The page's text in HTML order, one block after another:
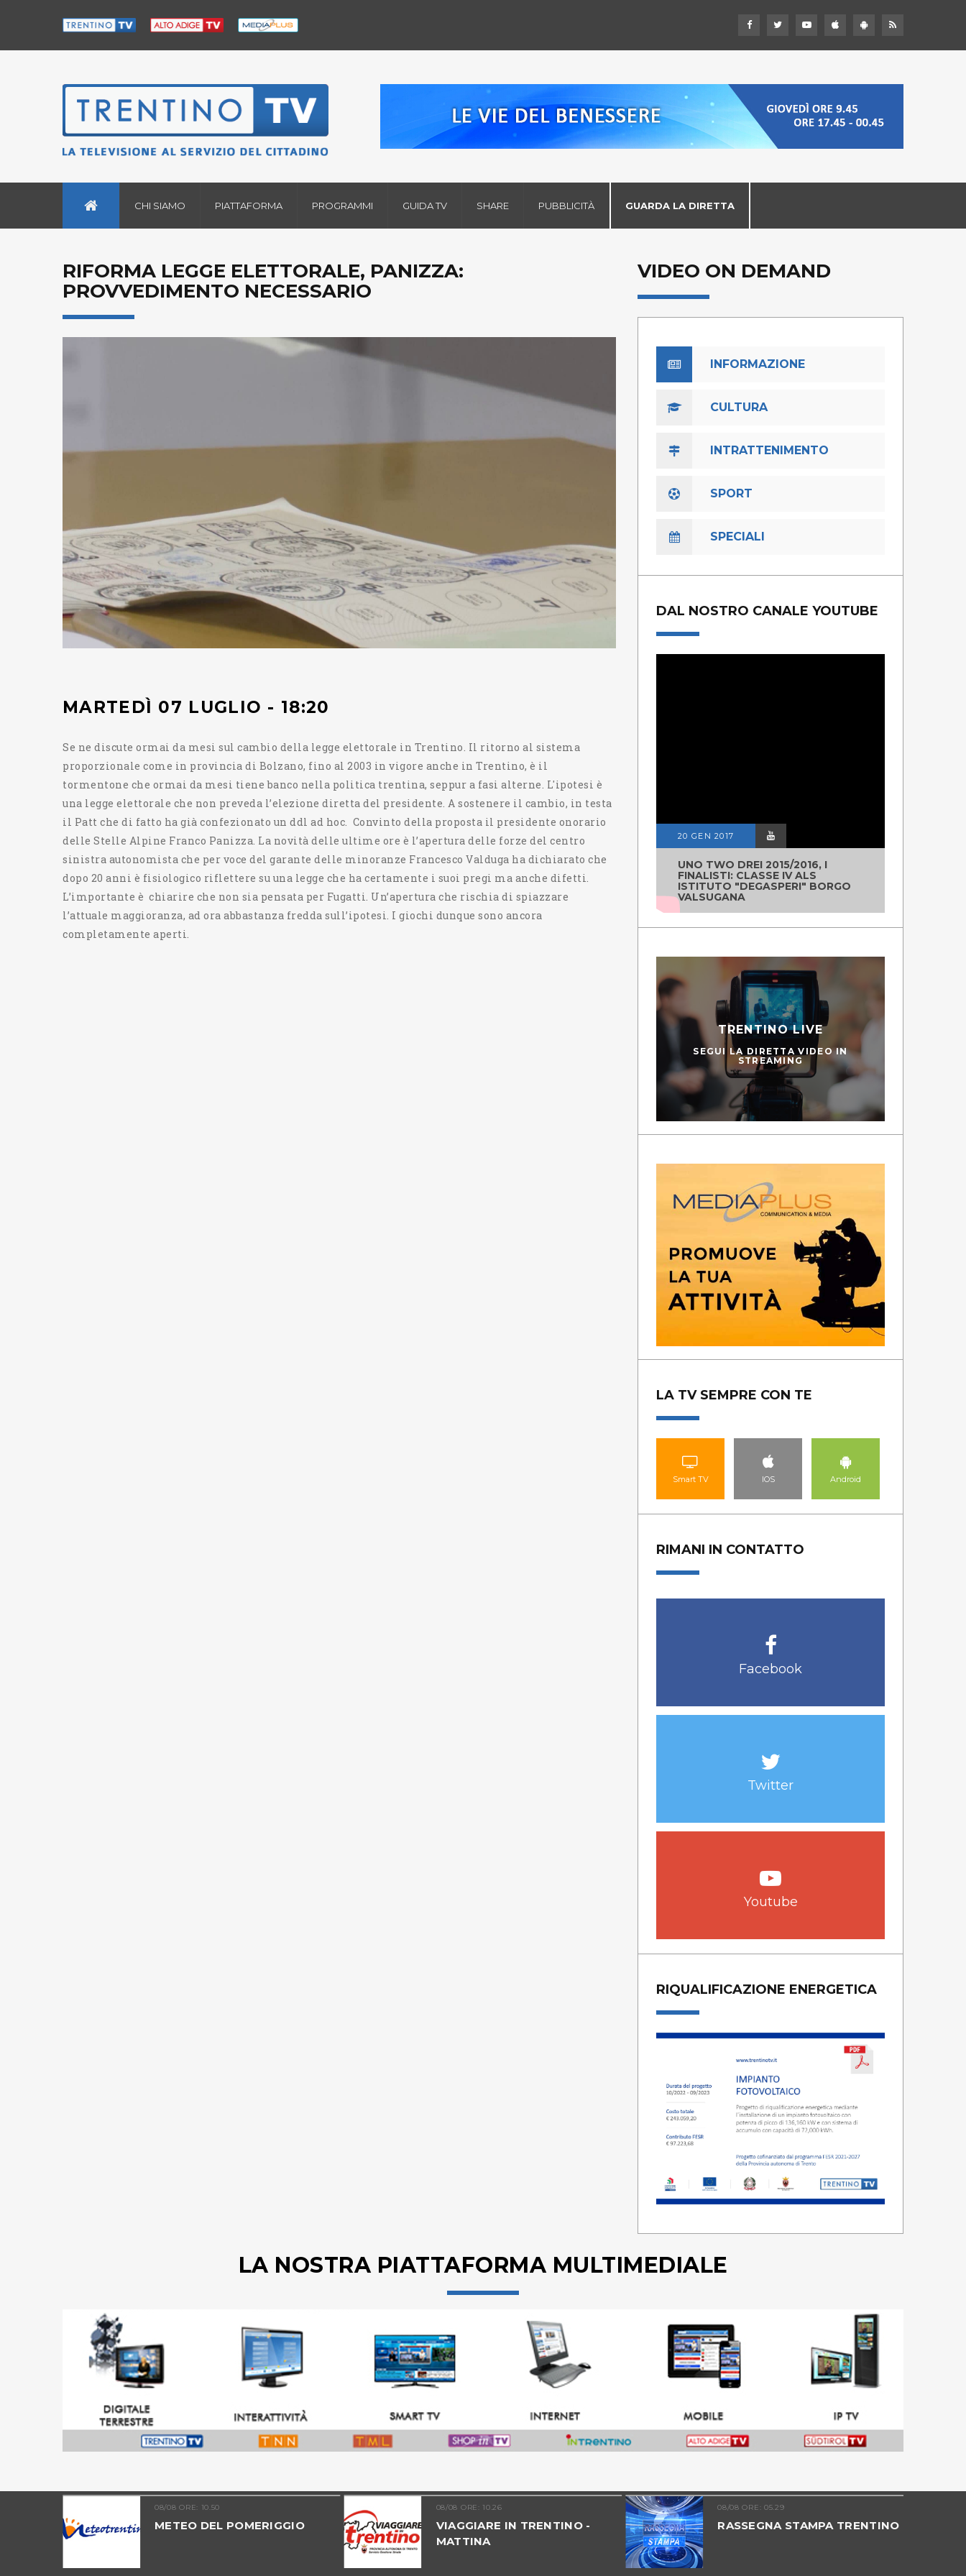
CHI SIAMO PIATTAFORMA PROGRAMMI GUIDA TV SHARE PUBBLICITÀ GUARDA LA DIRETTA
RIFORMA LEGGE ELETTORALE, PANIZZA:
PROVVEDIMENTO NECESSARIO
MARTEDÌ 07 LUGLIO - 18:20
Se ne discute ormai da mesi sul cambio della legge elettorale in Trentino. Il ritorno al sistema
proporzionale come in provincia di Bolzano, fino al 2003 in vigore anche in Trentino, è il
tormentone che ormai da mesi tiene banco nella politica trentina, seppur a fasi alterne. L'ipotesi è
una legge elettorale che non preveda l’elezione diretta del presidente. A sostenere il cambio, in testa
il Patt che di fatto ha già confezionato un ddl ad hoc. Convinto della proposta il presidente onorario
delle Stelle Alpine Franco Panizza. La novità delle ultime ore è l’apertura delle forze del centro
sinistra autonomista che per voce del garante delle minoranze Francesco Valduga ha dichiarato che
dopo 20 anni è fisiologico riflettere su una legge che ha certamente i suoi pregi ma anche difetti.
L’importante è chiarire che non sia pensata per Fugatti. Un’apertura che rischia di spiazzare
l’attuale maggioranza, ad ora abbastanza fredda sull’ipotesi. I giochi dunque sono ancora
completamente aperti.
VIDEO ON DEMAND
INFORMAZIONE
CULTURA
INTRATTENIMENTO
SPORT
SPECIALI
DAL NOSTRO CANALE YOUTUBE
20 GEN 2017
UNO TWO DREI 2015/2016, I
FINALISTI: CLASSE IV ALS
ISTITUTO "DEGASPERI" BORGO
VALSUGANA
TRENTINO LIVE
SEGUI LA DIRETTA VIDEO IN
STREAMING
LA TV SEMPRE CON TE
Smart TV IOS Android
RIMANI IN CONTATTO
Facebook
Twitter
Youtube
RIQUALIFICAZIONE ENERGETICA
LA NOSTRA PIATTAFORMA MULTIMEDIALE
08/08 ORE: 10.50
METEO DEL POMERIGGIO
08/08 ORE: 10.26
VIAGGIARE IN TRENTINO -
MATTINA
08/08 ORE: 05.29
RASSEGNA STAMPA TRENTINO